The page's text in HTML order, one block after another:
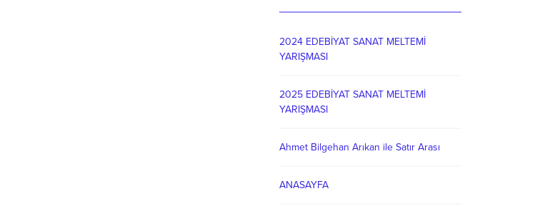
2024 EDEBİYAT SANAT MELTEMİ
YARIŞMASI
2025 EDEBİYAT SANAT MELTEMİ
YARIŞMASI
Ahmet Bilgehan Arıkan ile Satır Arası
ANASAYFA